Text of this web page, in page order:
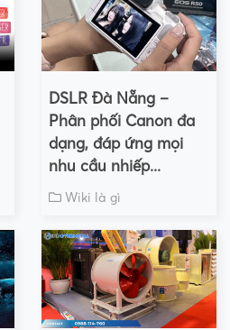
DSLR Đà Nẵng –
Phân phối Canon đa
dạng, đáp ứng mọi
nhu cầu nhiếp...
Wiki là gì